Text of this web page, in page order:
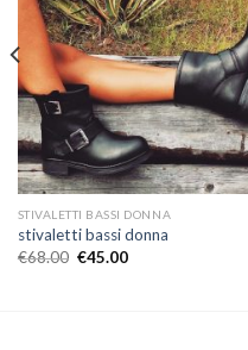
STIVALETTI BASSI DONNA
stivaletti bassi donna
€68.00 €45.00